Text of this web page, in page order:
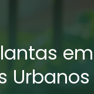
em
Urbanos